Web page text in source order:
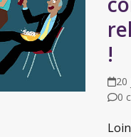
!
20
0